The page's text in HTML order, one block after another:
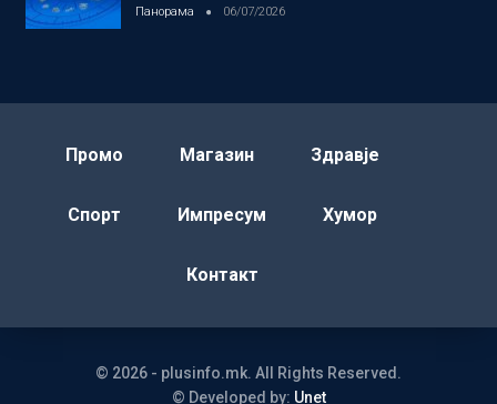
Панорама 06/07/2026
Промо Магазин Здравје
Спорт Импресум Хумор
Контакт
© 2026 - plusinfo.mk. All Rights Reserved.
© Developed by: Unet